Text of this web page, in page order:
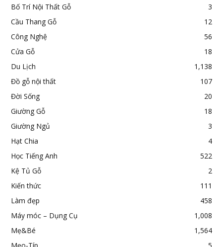
Bố Trí Nội Thất Gỗ
3
Cầu Thang Gỗ
12
Công Nghệ
56
Cửa Gỗ
18
Du Lịch
1,138
Đồ gỗ nội thất
107
Đời Sống
20
Giường Gỗ
18
Giường Ngủ
3
Hạt Chia
4
Học Tiếng Anh
522
Kệ Tủ Gỗ
2
Kiến thức
111
Làm đẹp
458
Máy móc – Dụng Cụ
1,008
Mẹ&Bé
1,564